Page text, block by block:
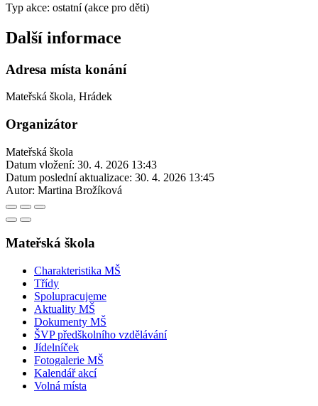
Typ akce: ostatní (akce pro děti)
Další informace
Adresa místa konání
Mateřská škola, Hrádek
Organizátor
Mateřská škola
Datum vložení: 30. 4. 2026 13:43
Datum poslední aktualizace: 30. 4. 2026 13:45
Autor: Martina Brožíková
Mateřská škola
Charakteristika MŠ
Třídy
Spolupracujeme
Aktuality MŠ
Dokumenty MŠ
ŠVP předškolního vzdělávání
Jídelníček
Fotogalerie MŠ
Kalendář akcí
Volná místa